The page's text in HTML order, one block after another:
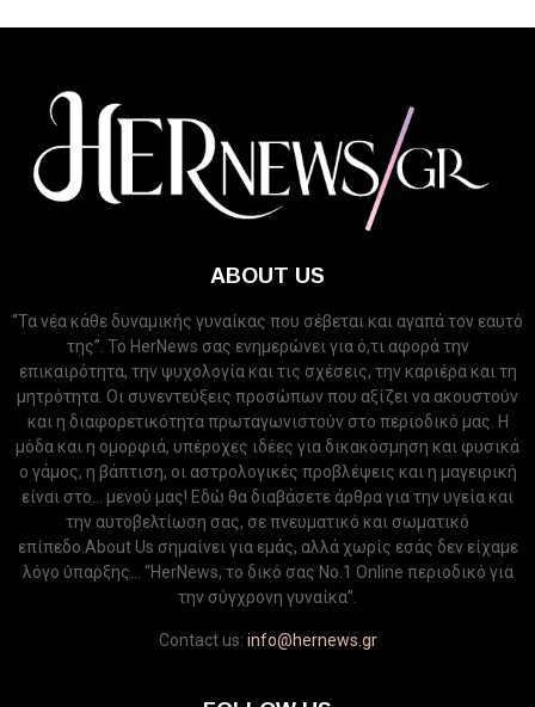
ABOUT US
“Τα νέα κάθε δυναμικής γυναίκας που σέβεται και αγαπά τον εαυτό
της”. Το HerNews σας ενημερώνει για ό,τι αφορά την
επικαιρότητα, την ψυχολογία και τις σχέσεις, την καριέρα και τη
μητρότητα. Οι συνεντεύξεις προσώπων που αξίζει να ακουστούν
και η διαφορετικότητα πρωταγωνιστούν στο περιοδικό μας. Η
μόδα και η ομορφιά, υπέροχες ιδέες για δικακόσμηση και φυσικά
ο γάμος, η βάπτιση, οι αστρολογικές προβλέψεις και η μαγειρική
είναι στο... μενού μας! Εδώ θα διαβάσετε άρθρα για την υγεία και
την αυτοβελτίωση σας, σε πνευματικό και σωματικό
επίπεδο.About Us σημαίνει για εμάς, αλλά χωρίς εσάς δεν είχαμε
λόγο ύπαρξης... “HerNews, το δικό σας Νo.1 Online περιοδικό για
την σύγχρονη γυναίκα”.
Contact us: info@hernews.gr